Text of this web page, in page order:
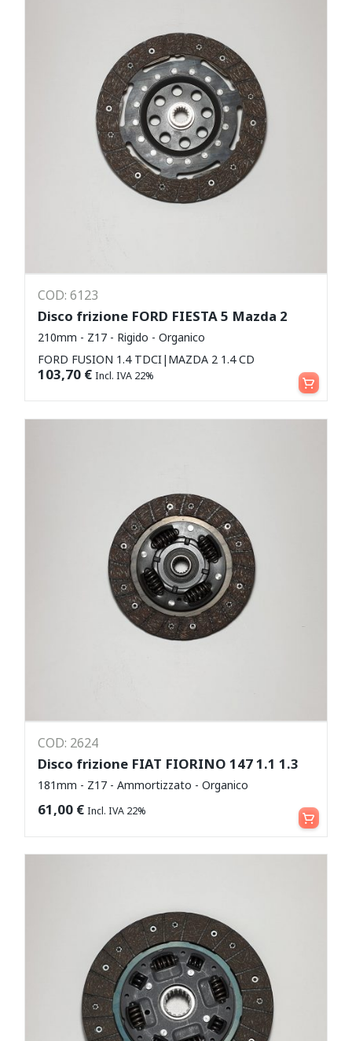
COD: 6123
Disco frizione FORD FIESTA 5 Mazda 2
210mm - Z17 - Rigido - Organico
FORD FUSION 1.4 TDCI|MAZDA 2 1.4 CD
103,70 € Incl. IVA 22% Aggiungi al carrello
COD: 2624
Disco frizione FIAT FIORINO 147 1.1 1.3
181mm - Z17 - Ammortizzato - Organico
61,00 € Incl. IVA 22% Aggiungi al carrello